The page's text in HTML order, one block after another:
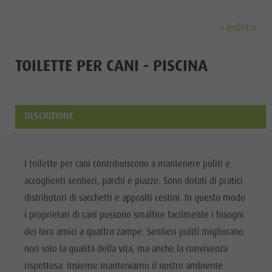
MALGHE &
RIFUGI
A-Z Guida
Artigianato
artistico
Artigiani &
Fornitori di
servizi
Programma settimanale
Plan de Corones
Sostenibilitá, naturalmente
A-Z Guida
Artigianato artistico
Artigiani & Fornitori di servizi
Attrazioni
Vacanza escursionistica
Passeggiate
Bike Mike
ESTATE INVERNO
Arrampicare
Mobilitá
Prenota vacanza
Vacanze senza barriere
Vacanza con cane
Come arrivare
Contatto
Imposta di soggiorno
Top Esperienze nelle Dolomiti
Must Do | Estate
Kids Area
Kids Area | Estate
Maxiscivolo
Mondo bimbi
Tiro con l'arco
indietro
TOILETTE PER CANI - PISCINA
DESCRIZIONE
I toilette per cani contribuiscono a mantenere puliti e
accoglienti sentieri, parchi e piazze. Sono dotati di pratici
distributori di sacchetti e appositi cestini. In questo modo
i proprietari di cani possono smaltire facilmente i bisogni
dei loro amici a quattro zampe. Sentieri puliti migliorano
non solo la qualità della vita, ma anche la convivenza
rispettosa. Insieme manteniamo il nostro ambiente